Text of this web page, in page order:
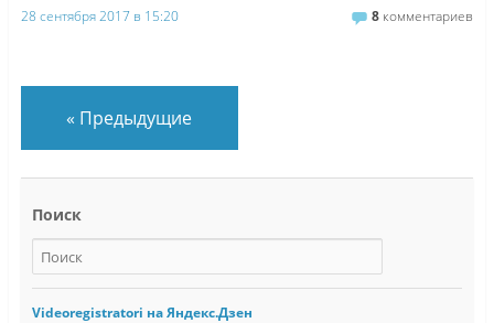
28 сентября 2017 в 15:20 8 комментариев
« Предыдущие
Поиск
Videoregistratori на Яндекс.Дзен